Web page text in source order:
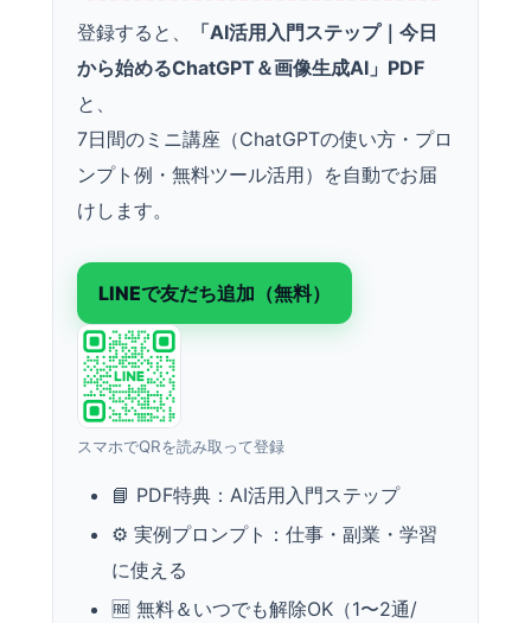
登録すると、
「AI活用入門ステップ｜今日
から始めるChatGPT＆画像生成AI」PDF
と、
7日間のミニ講座（ChatGPTの使い方・プロ
ンプト例・無料ツール活用）を自動でお届
けします。
LINEで友だち追加（無料）
スマホでQRを読み取って登録
📘 PDF特典：AI活用入門ステップ
⚙️ 実例プロンプト：仕事・副業・学習
に使える
🆓 無料＆いつでも解除OK（1〜2通/